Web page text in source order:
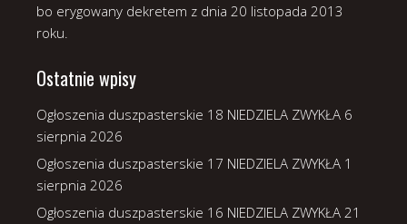
bo erygowany dekretem z dnia 20 listopada 2013
roku.
Ostatnie wpisy
Ogłoszenia duszpasterskie 18 NIEDZIELA ZWYKŁA 6
sierpnia 2026
Ogłoszenia duszpasterskie 17 NIEDZIELA ZWYKŁA 1
sierpnia 2026
Ogłoszenia duszpasterskie 16 NIEDZIELA ZWYKŁA 21